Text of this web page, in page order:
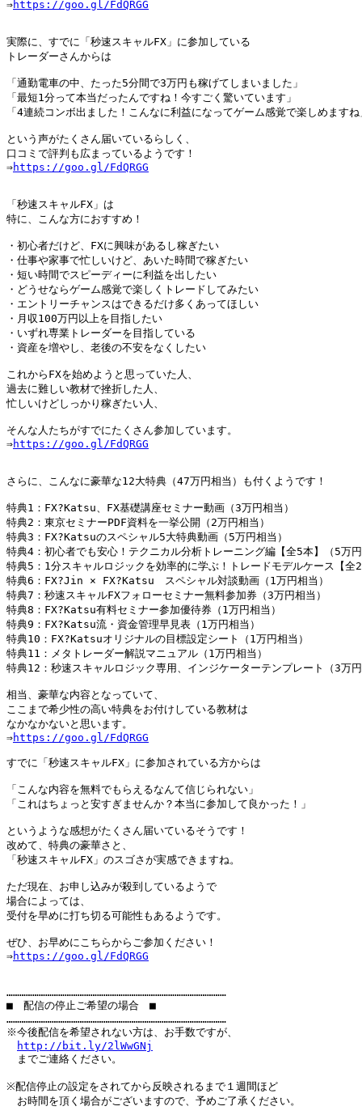
⇒https://goo.gl/FdQRGG
実際に、すでに「秒速スキャルFX」に参加している
トレーダーさんからは
「通勤電車の中、たった5分間で3万円も稼げてしまいました」
「最短1分って本当だったんですね！今すごく驚いています」
「4連続コンボ出ました！こんなに利益になってゲーム感覚で楽しめますね
という声がたくさん届いているらしく、
口コミで評判も広まっているようです！
⇒https://goo.gl/FdQRGG
「秒速スキャルFX」は
特に、こんな方におすすめ！
・初心者だけど、FXに興味があるし稼ぎたい
・仕事や家事で忙しいけど、あいた時間で稼ぎたい
・短い時間でスピーディーに利益を出したい
・どうせならゲーム感覚で楽しくトレードしてみたい
・エントリーチャンスはできるだけ多くあってほしい
・月収100万円以上を目指したい
・いずれ専業トレーダーを目指している
・資産を増やし、老後の不安をなくしたい
これからFXを始めようと思っていた人、
過去に難しい教材で挫折した人、
忙しいけどしっかり稼ぎたい人、
そんな人たちがすでにたくさん参加しています。
⇒https://goo.gl/FdQRGG
さらに、こんなに豪華な12大特典（47万円相当）も付くようです！
特典1：FX?Katsu、FX基礎講座セミナー動画（3万円相当）
特典2：東京セミナーPDF資料を一挙公開（2万円相当）
特典3：FX?Katsuのスペシャル5大特典動画（5万円相当）
特典4：初心者でも安心！テクニカル分析トレーニング編【全5本】（5万
特典5：1分スキャルロジックを効率的に学ぶ！トレードモデルケース【全
特典6：FX?Jin × FX?Katsu　スペシャル対談動画（1万円相当）
特典7：秒速スキャルFXフォローセミナー無料参加券（3万円相当）
特典8：FX?Katsu有料セミナー参加優待券（1万円相当）
特典9：FX?Katsu流・資金管理早見表（1万円相当）
特典10：FX?Katsuオリジナルの目標設定シート（1万円相当）
特典11：メタトレーダー解説マニュアル（1万円相当）
特典12：秒速スキャルロジック専用、インジケーターテンプレート（3万
相当、豪華な内容となっていて、
ここまで希少性の高い特典をお付けしている教材は
なかなかないと思います。
⇒https://goo.gl/FdQRGG
すでに「秒速スキャルFX」に参加されている方からは
「こんな内容を無料でもらえるなんて信じられない」
「これはちょっと安すぎませんか？本当に参加して良かった！」
というような感想がたくさん届いているそうです！
改めて、特典の豪華さと、
「秒速スキャルFX」のスゴさが実感できますね。
ただ現在、お申し込みが殺到しているようで
場合によっては、
受付を早めに打ち切る可能性もあるようです。
ぜひ、お早めにこちらからご参加ください！
⇒https://goo.gl/FdQRGG
…………………………………………………………………………………………
■　配信の停止ご希望の場合　■
…………………………………………………………………………………………
※今後配信を希望されない方は、お手数ですが、
http://bit.ly/2lWwGNj
までご連絡ください。
※配信停止の設定をされてから反映されるまで１週間ほど
お時間を頂く場合がございますので、予めご了承ください。